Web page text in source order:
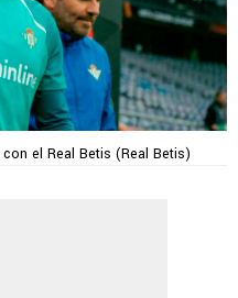
el Real Betis (Real Betis)